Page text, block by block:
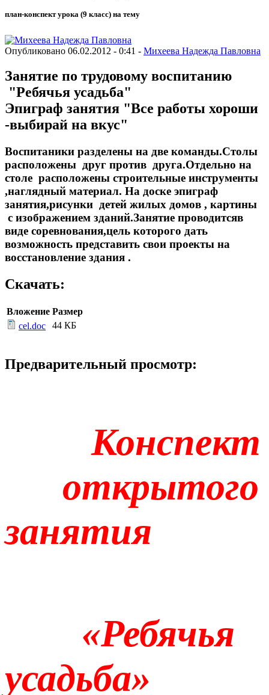
план-конспект урока (9 класс) на тему
Опубликовано 06.02.2012 - 0:41 - Михеева Надежда Павловна
Занятие по трудовому воспитанию
"Ребячья усадьба"
Эпиграф занятия "Все работы хороши
-выбирай на вкус"
Воспитаники разделены на две команды.Столы
расположены друг против друга.Отдельно на
столе расположены строительные инструменты
,наглядный материал. На доске эпиграф
занятия,рисунки детей жилых домов , картины
с изображением зданий.Занятие проводитсяв
виде соревнования,цель которого дать
возможность представить свои проекты на
восстановление здания .
Скачать:
Вложение Размер
cel.doc
44 КБ
Предварительный просмотр:
Конспект
открытого
занятия
«Ребячья
усадьба»